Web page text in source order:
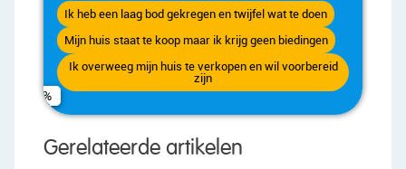
Ik heb een laag bod gekregen en twijfel wat te doen
Mijn huis staat te koop maar ik krijg geen biedingen
Ik overweeg mijn huis te verkopen en wil voorbereid
zijn
Zeer urgent - ik moet snel verkopen
Binnen enkele maanden zou fijn zijn
Ik heb geen haast, het mag tijd kosten
Een professionele waardebepaling van mijn woning
Advies over de beste verkoopstrategie
Inzicht in de huidige marktomstandigheden
Voor- en achternaam
Gerelateerde artikelen